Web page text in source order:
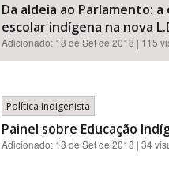
Da aldeia ao Parlamento: a
escolar indígena na nova
Adicionado: 18 de Set de 2018 | 115
Política Indigenista
Painel sobre Educação
Adicionado: 18 de Set de 2018 | 34